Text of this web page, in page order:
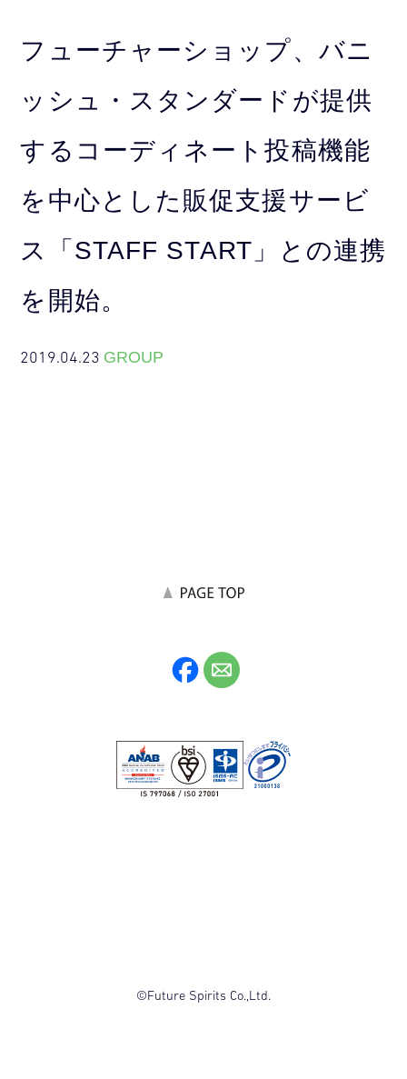
フューチャーショップ、バニ
ッシュ・スタンダードが提供
するコーディネート投稿機能
を中心とした販促支援サービ
ス「STAFF START」との連携
を開始。
2019.04.23 GROUP
©Future Spirits Co.,Ltd.